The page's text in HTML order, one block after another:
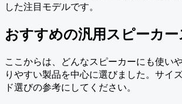
した注目モデルです。
おすすめの汎用スピーカ
ここからは、どんなスピーカーにも使い
りやすい製品を中心に選びました。サイ
ド選びの参考にしてください。